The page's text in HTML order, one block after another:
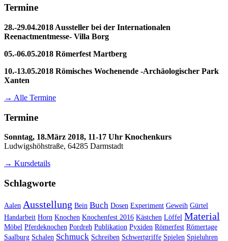
Termine
28.-29.04.2018 Aussteller bei der Internationalen
Reenactmentmesse- Villa Borg
05.-06.05.2018 Römerfest Martberg
10.-13.05.2018 Römisches Wochenende -Archäologischer Park
Xanten
→ Alle Termine
Termine
Sonntag, 18.März 2018, 11-17 Uhr Knochenkurs
Ludwigshöhstraße, 64285 Darmstadt
→ Kursdetails
Schlagworte
Aalen Ausstellung Bein Buch Dosen Experiment Geweih Gürtel
Handarbeit Horn Knochen Knochenfest 2016 Kästchen Löffel Material
Möbel Pferdeknochen Pordreh Publikation Pyxiden Römerfest Römertage
Saalburg Schalen Schmuck Schreiben Schwertgriffe Spielen Spieluhren